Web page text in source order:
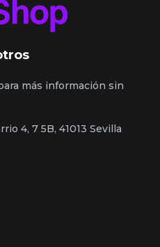
más información sin
4, 7 5B, 41013 Sevilla